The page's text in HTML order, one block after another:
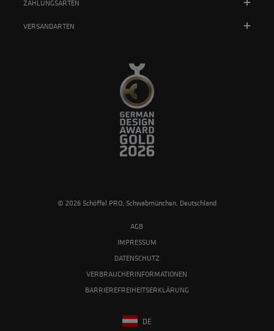
ZAHLUNGSARTEN
VERSANDARTEN
© 2026 Schöffel PRO, Schwabmünchen, Deutschland
AGB
IMPRESSUM
DATENSCHUTZ
VERBRAUCHERINFORMATIONEN
BARRIEREFREIHEITSERKLÄRUNG
DE